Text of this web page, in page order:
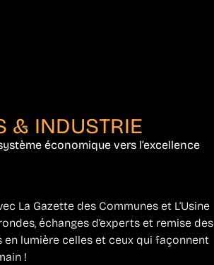
& INDUSTRIE
économique vers l’excellence
La Gazette des Communes et L’Usine
échanges d’experts et remise des
lumière celles et ceux qui façonnent
!